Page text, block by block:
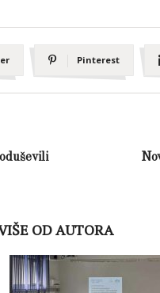
Pinterest
OD AUTORA